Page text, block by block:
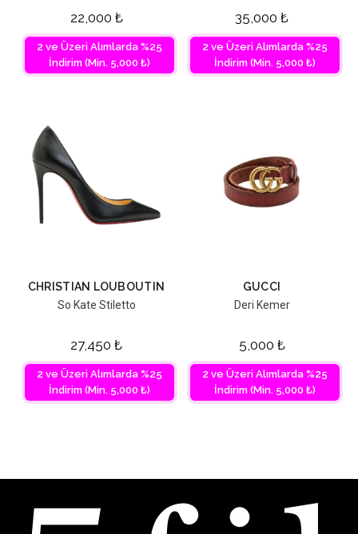
22,000 ₺
2 ve Üzeri Alımlarda %25
İndirim (Min. 5,000 ₺)
35,000 ₺
2 ve Üzeri Alımlarda %25
İndirim (Min. 5,000 ₺)
CHRISTIAN LOUBOUTIN
So Kate Stiletto
27,450 ₺
2 ve Üzeri Alımlarda %25
İndirim (Min. 5,000 ₺)
GUCCI
Deri Kemer
5,000 ₺
2 ve Üzeri Alımlarda %25
İndirim (Min. 5,000 ₺)